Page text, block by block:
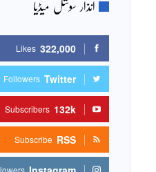
انذار سوشل میڈیا
322,000
Likes
Twitter
Followers
132k
Subscribers
RSS
Subscribe